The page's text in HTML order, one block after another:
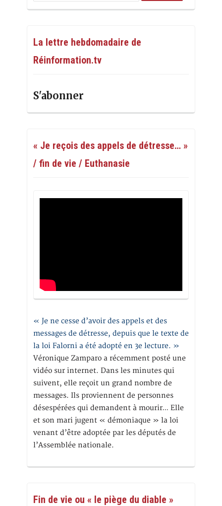
La lettre hebdomadaire de
Réinformation.tv
S'abonner
« Je reçois des appels de détresse… »
/ fin de vie / Euthanasie
« Je ne cesse d’avoir des appels et des
messages de détresse, depuis que le texte de
la loi Falorni a été adopté en 3e lecture. »
Véronique Zamparo a récemment posté une
vidéo sur internet. Dans les minutes qui
suivent, elle reçoit un grand nombre de
messages. Ils proviennent de personnes
désespérées qui demandent à mourir… Elle
et son mari jugent « démoniaque » la loi
venant d’être adoptée par les députés de
l’Assemblée nationale.
Fin de vie ou « le piège du diable »